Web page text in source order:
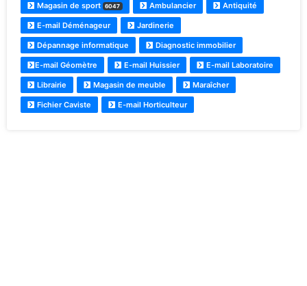
Magasin de sport 6047 Ambulancier Antiquité
E-mail Déménageur Jardinerie
Dépannage informatique Diagnostic immobilier
E-mail Géomètre E-mail Huissier E-mail Laboratoire
Librairie Magasin de meuble Maraîcher
Fichier Caviste E-mail Horticulteur